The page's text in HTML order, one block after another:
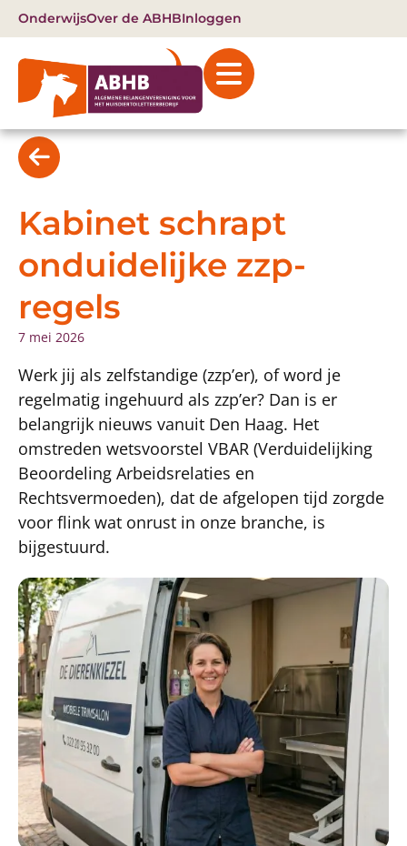
OnderwijsOver de ABHBInloggen
Kabinet schrapt
onduidelijke zzp-
regels
7 mei 2026
Werk jij als zelfstandige (zzp’er), of word je
regelmatig ingehuurd als zzp’er? Dan is er
belangrijk nieuws vanuit Den Haag. Het
omstreden wetsvoorstel VBAR (Verduidelijking
Beoordeling Arbeidsrelaties en
Rechtsvermoeden), dat de afgelopen tijd zorgde
voor flink wat onrust in onze branche, is
bijgestuurd.